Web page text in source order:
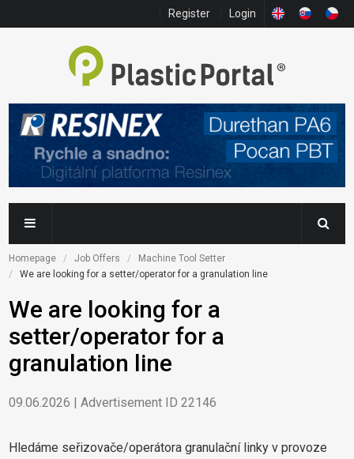
Register Login
Homepage Job Offers
Machine Tool Setter
We are looking for a setter/operator for a granulation line
We are looking for a
setter/operator for a
granulation line
09.06.2026 | Advertisement ID 22146
Hledáme seřizovače/operátora granulační linky v provoze